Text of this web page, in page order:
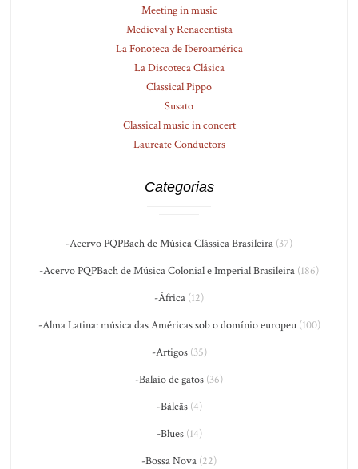
Meeting in music
Medieval y Renacentista
La Fonoteca de Iberoamérica
La Discoteca Clásica
Classical Pippo
Susato
Classical music in concert
Laureate Conductors
Categorias
-Acervo PQPBach de Música Clássica Brasileira (37)
-Acervo PQPBach de Música Colonial e Imperial Brasileira (186)
-África (12)
-Alma Latina: música das Américas sob o domínio europeu(100)
-Artigos(35)
-Balaio de gatos (36)
-Bálcãs(4)
-Blues(14)
-Bossa Nova (22)